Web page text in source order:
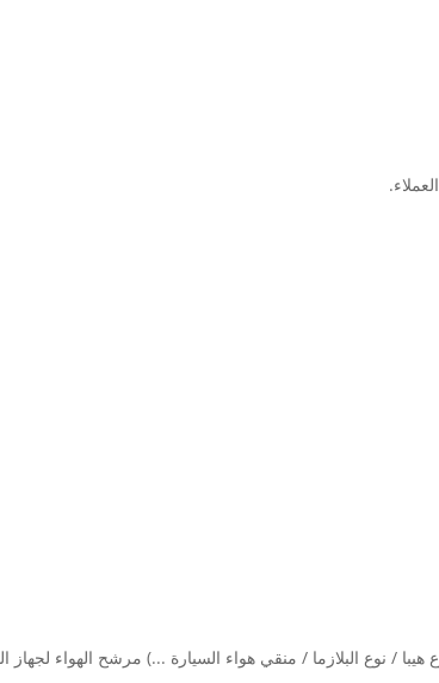
هيبا / نوع البلازما / منقي هواء السيارة ...) مرشح الهواء